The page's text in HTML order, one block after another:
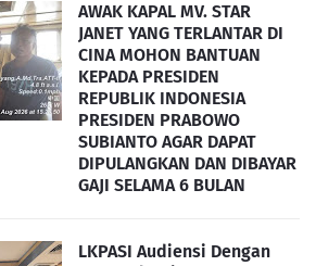
AWAK KAPAL MV. STAR
JANET YANG TERLANTAR DI
CINA MOHON BANTUAN
KEPADA PRESIDEN
REPUBLIK INDONESIA
PRESIDEN PRABOWO
SUBIANTO AGAR DAPAT
DIPULANGKAN DAN DIBAYAR
GAJI SELAMA 6 BULAN
LKPASI Audiensi Dengan